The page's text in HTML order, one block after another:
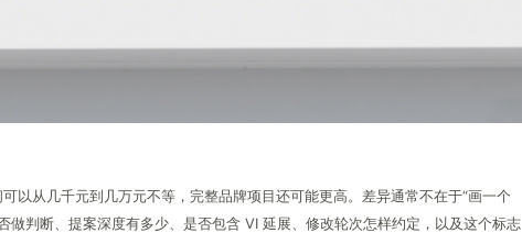
以从几千元到几万元不等，完整品牌项目还可能更高。差异通常不在于“画一个
做判断、提案深度有多少、是否包含 VI 延展、修改轮次怎样约定，以及这个标志